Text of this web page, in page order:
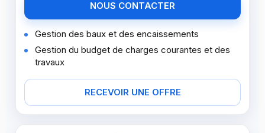
NOUS CONTACTER
Gestion des baux et des encaissements
Gestion du budget de charges courantes et des
travaux
RECEVOIR UNE OFFRE